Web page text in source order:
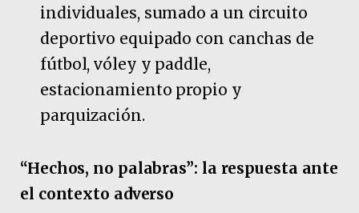
individuales, sumado a un circuito
deportivo equipado con canchas de
fútbol, vóley y paddle,
estacionamiento propio y
parquización.
“Hechos, no palabras”: la respuesta ante
el contexto adverso